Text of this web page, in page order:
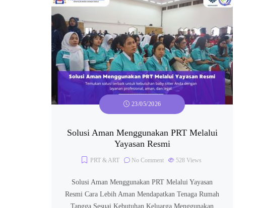
23/05/2026
Solusi Aman Menggunakan PRT Melalui
Yayasan Resmi
PRT & ART No Comment 528 Views
Solusi Aman Menggunakan PRT Melalui Yayasan
Resmi Cara Lebih Aman Mendapatkan Tenaga Rumah
Tangga Sesuai Kebutuhan Keluarga Menggunakan